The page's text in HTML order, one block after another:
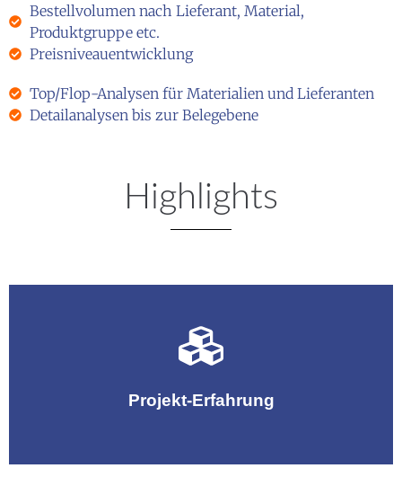
Bestellvolumen nach Lieferant, Material,
Produktgruppe etc.
Preisniveauentwicklung
Top/Flop-Analysen für Materialien und Lieferanten
Detailanalysen bis zur Belegebene
Highlights
Projekt-Erfahrung
Praxisnahe Projekterfahrungen aus dem